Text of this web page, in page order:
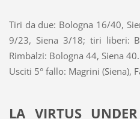
Tiri da due: Bologna 16/40,
9/23, Siena 3/18; tiri liberi:
Rimbalzi: Bologna 44, Siena
Usciti 5° fallo: Magrini (Siena),
LA VIRTUS